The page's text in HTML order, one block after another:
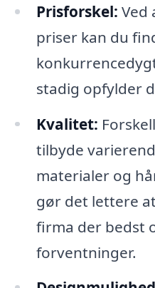
Prisforskel: Ved
priser kan du
stadig opfylder
Kvalitet:
tilbyde
materialer og
gør det lettere
firma der bedst
forventninger.